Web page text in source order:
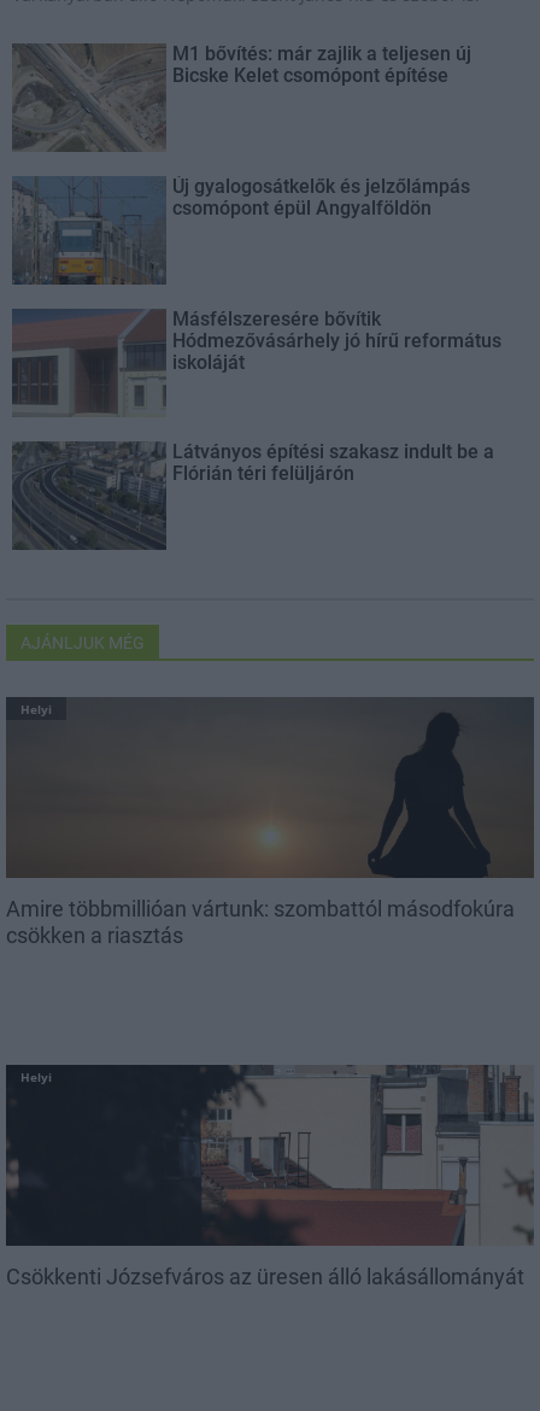
M1 bővítés: már zajlik a teljesen új
Bicske Kelet csomópont építése
Új gyalogosátkelők és jelzőlámpás
csomópont épül Angyalföldön
Másfélszeresére bővítik
Hódmezővásárhely jó hírű református
iskoláját
Látványos építési szakasz indult be a
Flórián téri felüljárón
AJÁNLJUK MÉG
Helyi
Amire többmillióan vártunk: szombattól másodfokúra
csökken a riasztás
Helyi
Csökkenti Józsefváros az üresen álló lakásállományát